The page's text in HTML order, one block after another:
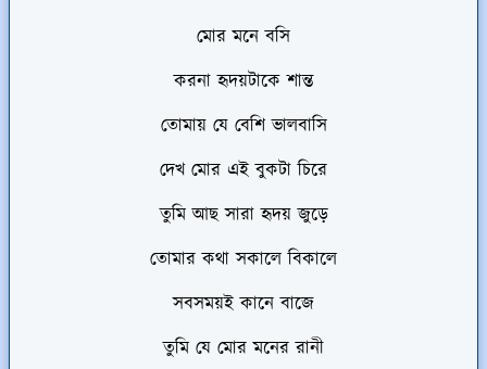
মোর মনে বসি
করনা হৃদয়টাকে শান্ত
তোমায় যে বেশি ভালবাসি
দেখ মোর এই বুকটা চিরে
তুমি আছ সারা হৃদয় জুড়ে
তোমার কথা সকালে বিকালে
সবসময়ই কানে বাজে
তুমি যে মোর মনের রানী